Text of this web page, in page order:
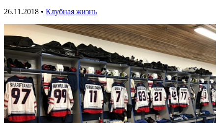
26.11.2018 • Клубная жизнь